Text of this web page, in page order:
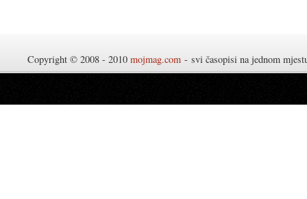
Copyright © 2008 - 2010 mojmag.com - svi časopisi na jednom